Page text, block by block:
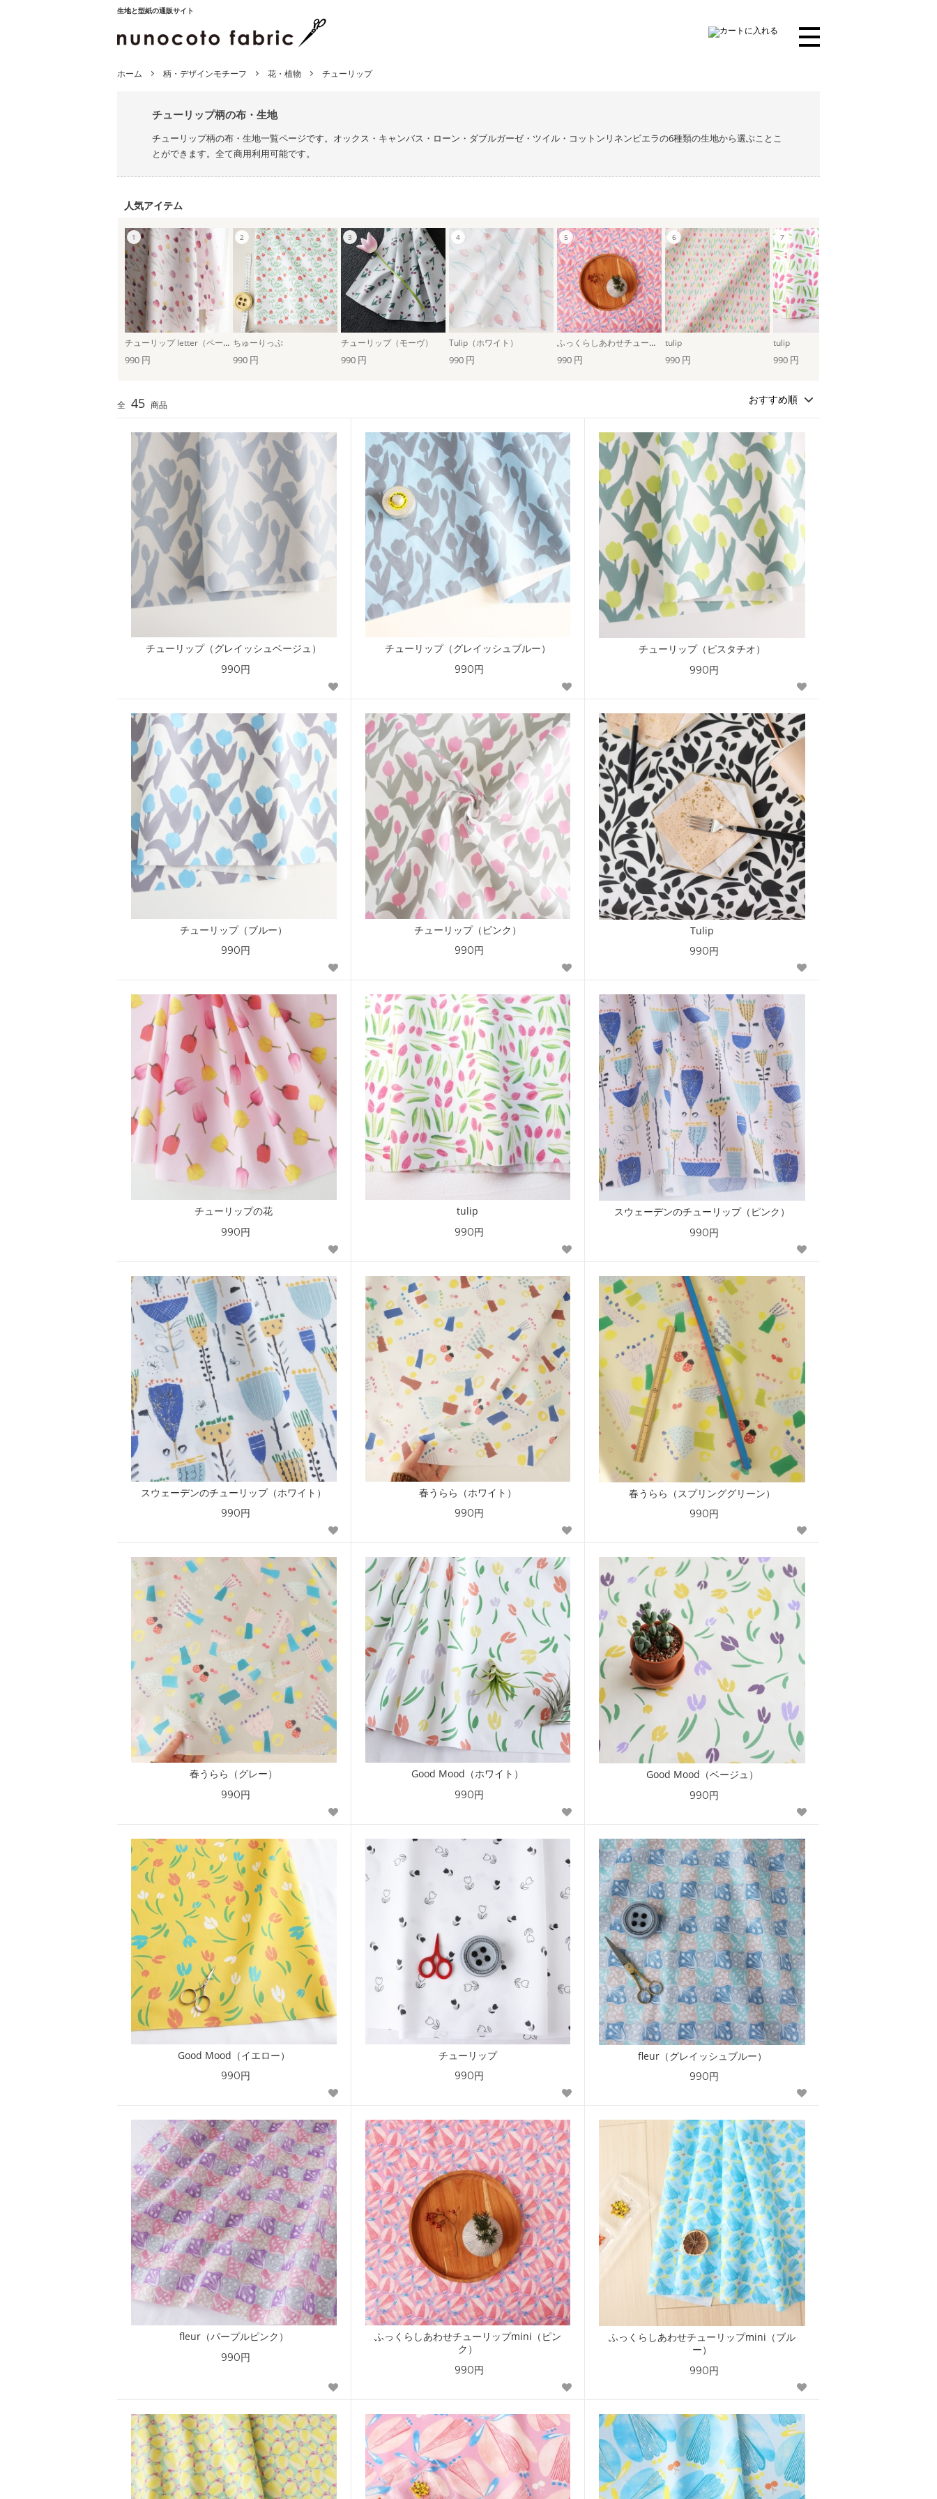
生地と型紙の通販サイト
ホーム 柄・デザインモチーフ 花・植物 チューリップ
チューリップ柄の布・生地
チューリップ柄の布・生地一覧ページです。オックス・キャンバス・ローン・ダブルガーゼ・ツイル・コットンリネンビエラの6種類の生地から選ぶことこ
とができます。全て商用利用可能です。
人気アイテム
チューリップ letter（ペールピンク） ちゅーりっぷ チューリップ（モーヴ） Tulip（ホワイト） ふっくらしあわせチューリップmini（ピンク） tulip tulip
990 円 990 円 990 円 990 円 990 円 990 円 990 円
全 45 商品
チューリップ（グレイッシュベージュ）
990円
チューリップ（グレイッシュブルー）
990円
チューリップ（ピスタチオ）
990円
チューリップ（ブルー）
990円
チューリップ（ピンク）
990円
Tulip
990円
チューリップの花
990円
tulip
990円
スウェーデンのチューリップ（ピンク）
990円
スウェーデンのチューリップ（ホワイト）
990円
春うらら（ホワイト）
990円
春うらら（スプリンググリーン）
990円
春うらら（グレー）
990円
Good Mood（ホワイト）
990円
Good Mood（ベージュ）
990円
Good Mood（イエロー）
990円
チューリップ
990円
fleur（グレイッシュブルー）
990円
fleur（パープルピンク）
990円
ふっくらしあわせチューリップmini（ピン
ク）
990円
ふっくらしあわせチューリップmini（ブル
ー）
990円